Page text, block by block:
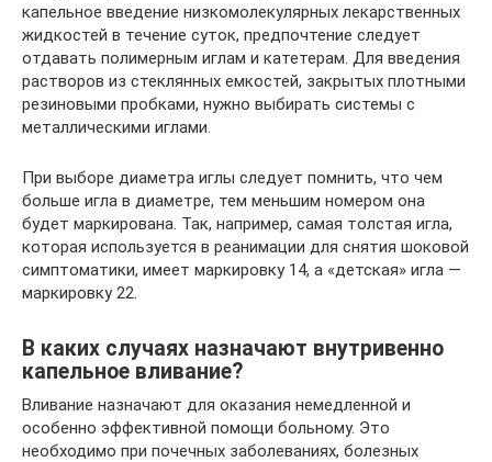
капельное введение низкомолекулярных лекарственных
жидкостей в течение суток, предпочтение следует
отдавать полимерным иглам и катетерам. Для введения
растворов из стеклянных емкостей, закрытых плотными
резиновыми пробками, нужно выбирать системы с
металлическими иглами.
При выборе диаметра иглы следует помнить, что чем
больше игла в диаметре, тем меньшим номером она
будет маркирована. Так, например, самая толстая игла,
которая используется в реанимации для снятия шоковой
симптоматики, имеет маркировку 14, а «детская» игла —
маркировку 22.
В каких случаях назначают внутривенно
капельное вливание?
Вливание назначают для оказания немедленной и
особенно эффективной помощи больному. Это
необходимо при почечных заболеваниях, болезных